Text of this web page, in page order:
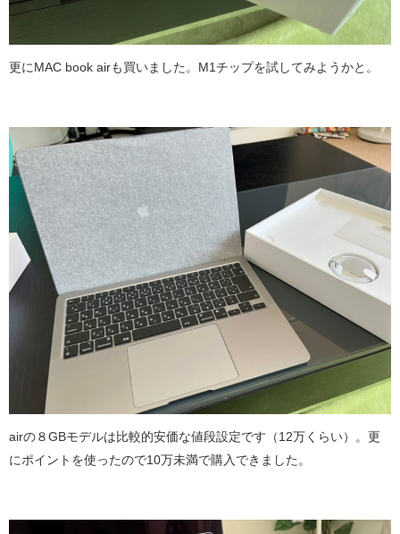
更にMAC book airも買いました。M1チップを試してみようかと。
airの８GBモデルは比較的安価な値段設定です（12万くらい）。更
にポイントを使ったので10万未満で購入できました。